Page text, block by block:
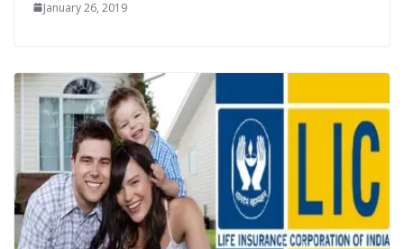
January 26, 2019